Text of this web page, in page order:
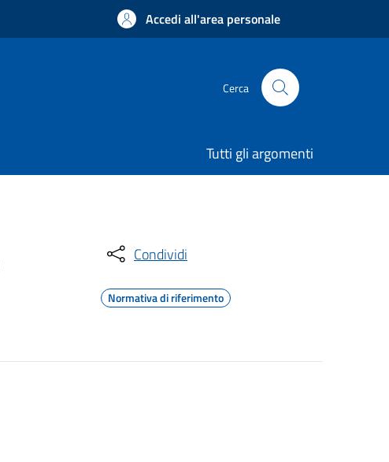
Accedi all'area personale
Cerca
Tutti gli argomenti
Condividi
Normativa di riferimento